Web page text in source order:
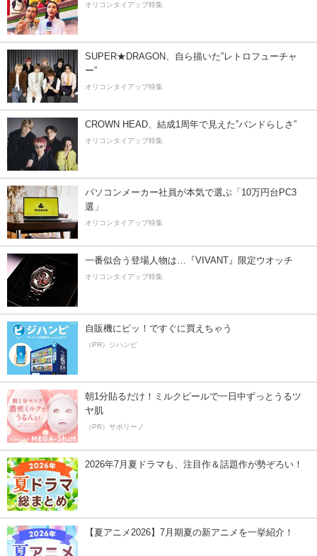
オリコンタイアップ特集
SUPER★DRAGON、自ら描いた”レトロフューチャ
ー”
オリコンタイアップ特集
CROWN HEAD、結成1周年で見えた”バンドらしさ”
オリコンタイアップ特集
パソコンメーカー社員が本気で選ぶ「10万円台PC3
選」
オリコンタイアップ特集
一番似合う登場人物は…『VIVANT』限定ウオッチ
オリコンタイアップ特集
自販機にピッ！ですぐに買えちゃう
（PR）ジハンピ
朝1分貼るだけ！ミルクピールで一日中ずっとうるツ
ヤ肌
（PR）サボリーノ
2026年7月夏ドラマも、注目作＆話題作が勢ぞろい！
【夏アニメ2026】7月期夏の新アニメを一挙紹介！